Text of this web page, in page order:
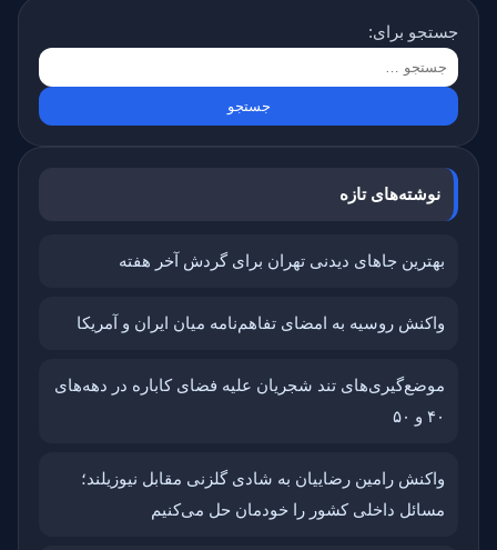
جستجو برای:
نوشته‌های تازه
بهترین جاهای دیدنی تهران برای گردش آخر هفته
واکنش روسیه به امضای تفاهم‌نامه میان ایران و آمریکا
موضع‌گیری‌های تند شجریان علیه فضای کاباره در دهه‌های
۴۰ و ۵۰
واکنش رامین رضاییان به شادی گلزنی مقابل نیوزیلند؛
مسائل داخلی کشور را خودمان حل می‌کنیم